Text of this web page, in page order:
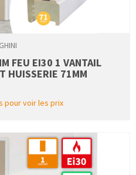
FEU EI30 1 VANTAIL
HUISSERIE 71MM
pour voir les prix